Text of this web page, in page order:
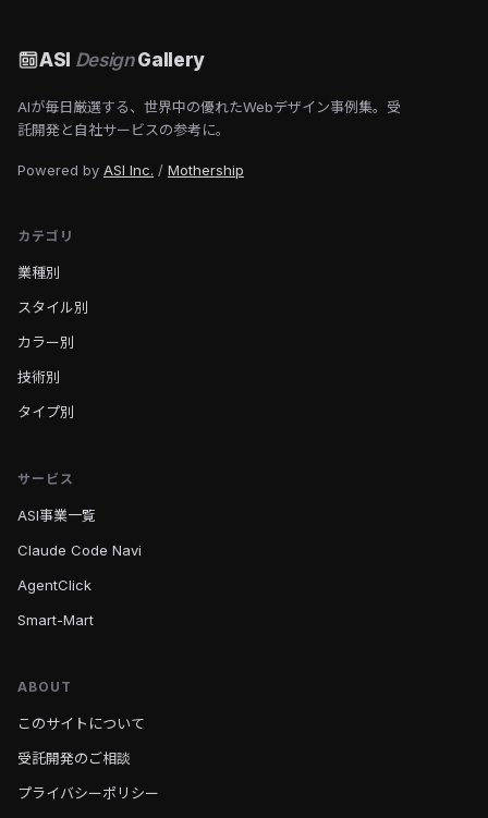
ASI DesignGallery
AIが毎日厳選する、世界中の優れたWebデザイン事例集。受
託開発と自社サービスの参考に。
Powered by ASI Inc. / Mothership
カテゴリ
業種別
スタイル別
カラー別
技術別
タイプ別
サービス
ASI事業一覧
Claude Code Navi
AgentClick
Smart-Mart
ABOUT
このサイトについて
受託開発のご相談
プライバシーポリシー